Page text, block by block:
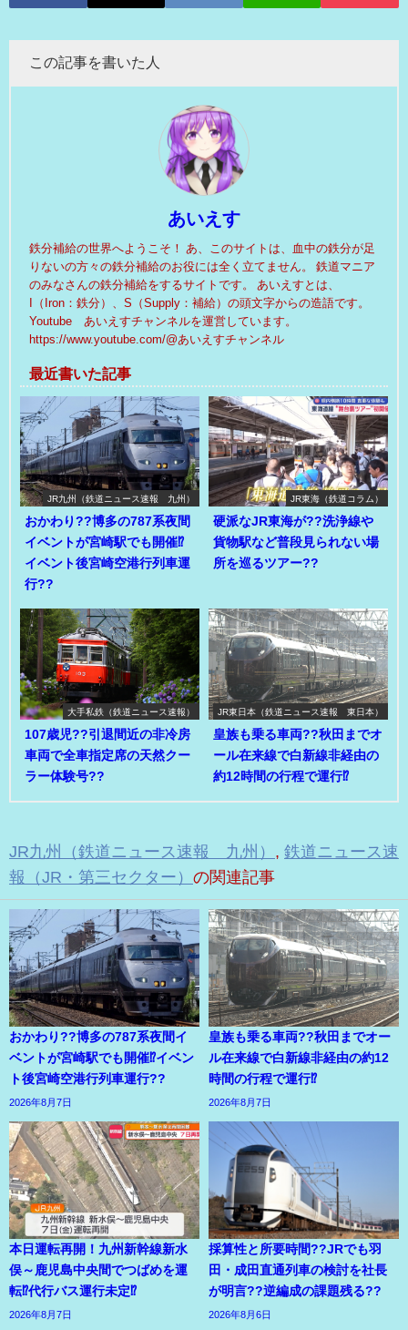
この記事を書いた人
あいえす
鉄分補給の世界へようこそ！ あ、このサイトは、血中の鉄分が足
りないの方々の鉄分補給のお役には全く立てません。 鉄道マニア
のみなさんの鉄分補給をするサイトです。 あいえすとは、
I（Iron：鉄分）、S（Supply：補給）の頭文字からの造語です。
Youtube あいえすチャンネルを運営しています。
https://www.youtube.com/@あいえすチャンネル
最近書いた記事
JR九州（鉄道ニュース速報 九州）
おかわり??博多の787系夜間
イベントが宮崎駅でも開催⁉
イベント後宮崎空港行列車運
行??
JR東海（鉄道コラム）
硬派なJR東海が??洗浄線や
貨物駅など普段見られない場
所を巡るツアー??
大手私鉄（鉄道ニュース速報）
107歳児??引退間近の非冷房
車両で全車指定席の天然クー
ラー体験号??
JR東日本（鉄道ニュース速報 東日本）
皇族も乗る車両??秋田までオ
ール在来線で白新線非経由の
約12時間の行程で運行⁉
JR九州（鉄道ニュース速報 九州） , 鉄道ニュース速
報（JR・第三セクター） の関連記事
おかわり??博多の787系夜間イ
ベントが宮崎駅でも開催⁉イベン
ト後宮崎空港行列車運行??
2026年8月7日
皇族も乗る車両??秋田までオー
ル在来線で白新線非経由の約12
時間の行程で運行⁉
2026年8月7日
本日運転再開！九州新幹線新水
俣～鹿児島中央間でつばめを運
転⁉代行バス運行未定⁉
2026年8月7日
採算性と所要時間??JRでも羽
田・成田直通列車の検討を社長
が明言??逆編成の課題残る??
2026年8月6日